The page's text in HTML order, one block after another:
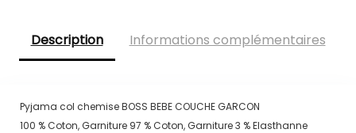
Description Informations complémentaires
Pyjama col chemise BOSS BEBE COUCHE GARCON
100 % Coton, Garniture 97 % Coton, Garniture 3 % Elasthanne